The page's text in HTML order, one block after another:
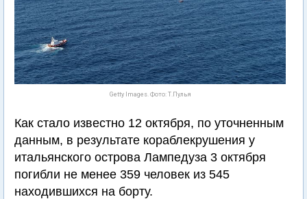
Getty Images. Фото: Т.Пулья
Как стало известно 12 октября, по уточненным
данным, в результате кораблекрушения у
итальянского острова Лампедуза 3 октября
погибли не менее 359 человек из 545
находившихся на борту.